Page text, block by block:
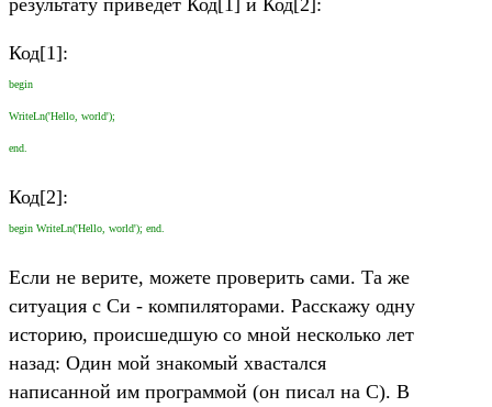
Код[1]:
begin
WriteLn('Hello, world');
end.
Код[2]:
begin WriteLn('Hello, world'); end.
Если не верите, можете проверить сами. Та же
ситуация с Си - компиляторами. Расскажу одну
историю, происшедшую со мной несколько лет
назад: Один мой знакомый хвастался
написанной им программой (он писал на С). В